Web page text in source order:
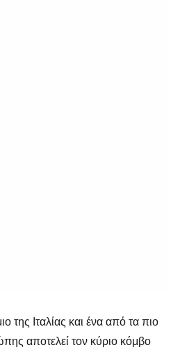
της Ιταλίας και ένα από τα πιο
αποτελεί τον κύριο κόμβο